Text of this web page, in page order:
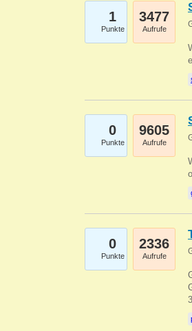
1
Punkte
3477
Aufrufe
0
Punkte
9605
Aufrufe
0
Punkte
2336
Aufrufe